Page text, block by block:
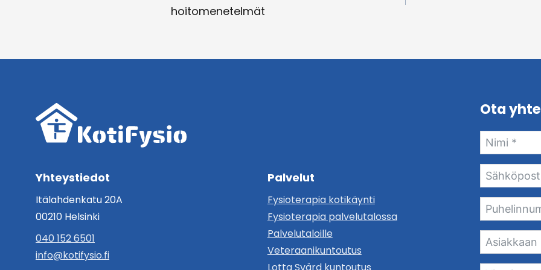
hoitomenetelmät
Yhteystiedot
Itälahdenkatu 20A
00210 Helsinki
040 152 6501
info@kotifysio.fi
Palvelut
Fysioterapia kotikäynti
Fysioterapia palvelutalossa
Palvelutaloille
Veteraanikuntoutus
Ota